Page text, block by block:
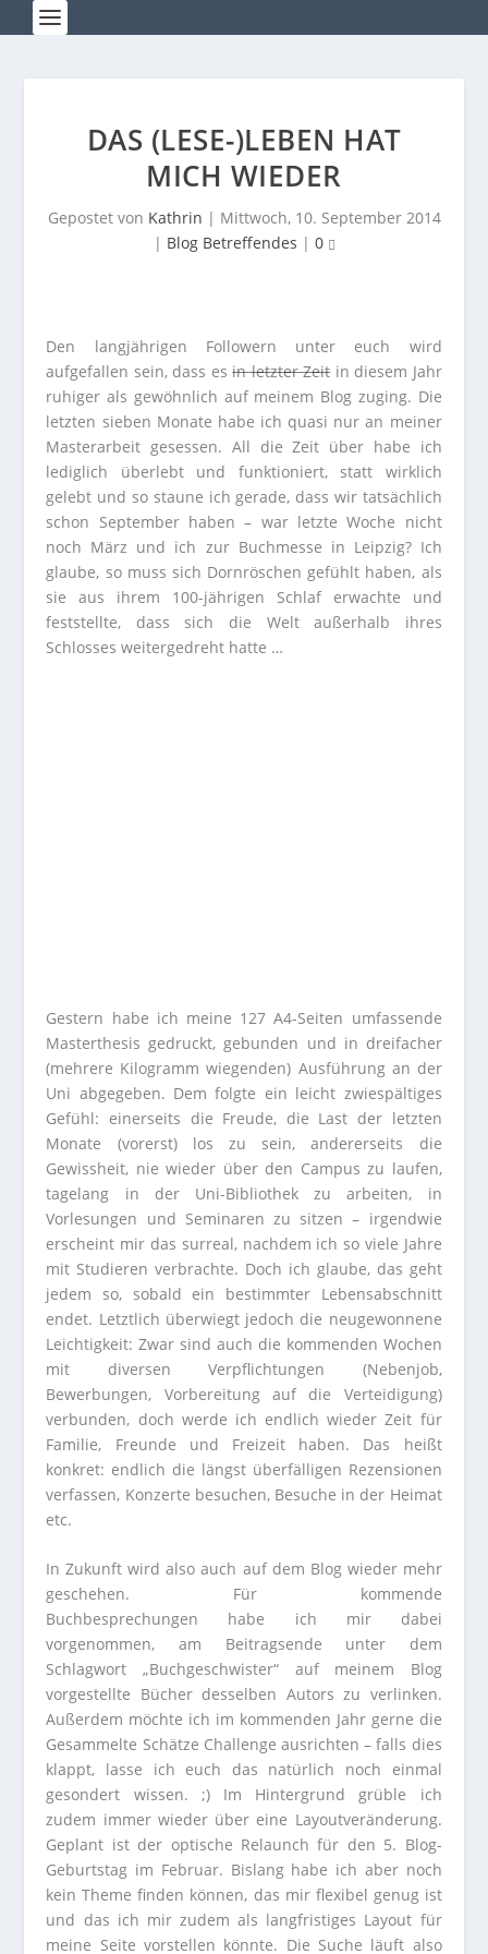
DAS (LESE-)LEBEN HAT
MICH WIEDER
Gepostet von Kathrin | Mittwoch, 10. September 2014
| Blog Betreffendes | 0
Den langjährigen Followern unter euch wird
aufgefallen sein, dass esin letzter Zeitin diesem Jahr
ruhiger als gewöhnlich auf meinem Blog zuging. Die
letzten sieben Monate habe ich quasi nur an meiner
Masterarbeit gesessen. All die Zeit über habe ich
lediglich überlebt und funktioniert, statt wirklich
gelebt und so staune ich gerade, dass wir tatsächlich
schon September haben – war letzte Woche nicht
noch März und ich zur Buchmesse in Leipzig? Ich
glaube, so muss sich Dornröschen gefühlt haben, als
sie aus ihrem 100-jährigen Schlaf erwachte und
feststellte, dass sich die Welt außerhalb ihres
Schlosses weitergedreht hatte …
Gestern habe ich meine 127 A4-Seiten umfassende
Masterthesis gedruckt, gebunden und in dreifacher
(mehrere Kilogramm wiegenden) Ausführung an der
Uni abgegeben. Dem folgte ein leicht zwiespältiges
Gefühl: einerseits die Freude, die Last der letzten
Monate (vorerst) los zu sein, andererseits die
Gewissheit, nie wieder über den Campus zu laufen,
tagelang in der Uni-Bibliothek zu arbeiten, in
Vorlesungen und Seminaren zu sitzen – irgendwie
erscheint mir das surreal, nachdem ich so viele Jahre
mit Studieren verbrachte. Doch ich glaube, das geht
jedem so, sobald ein bestimmter Lebensabschnitt
endet. Letztlich überwiegt jedoch die neugewonnene
Leichtigkeit: Zwar sind auch die kommenden Wochen
mit diversen Verpflichtungen (Nebenjob,
Bewerbungen, Vorbereitung auf die Verteidigung)
verbunden, doch werde ich endlich wieder Zeit für
Familie, Freunde und Freizeit haben. Das heißt
konkret: endlich die längst überfälligen Rezensionen
verfassen, Konzerte besuchen, Besuche in der Heimat
etc.
In Zukunft wird also auch auf dem Blog wieder mehr
geschehen. Für kommende
Buchbesprechungen habe ich mir dabei
vorgenommen, am Beitragsende unter dem
Schlagwort „Buchgeschwister“ auf meinem Blog
vorgestellte Bücher desselben Autors zu verlinken.
Außerdem möchte ich im kommenden Jahr gerne die
Gesammelte Schätze Challenge ausrichten – falls dies
klappt, lasse ich euch das natürlich noch einmal
gesondert wissen. ;) Im Hintergrund grüble ich
zudem immer wieder über eine Layoutveränderung.
Geplant ist der optische Relaunch für den 5. Blog-
Geburtstag im Februar. Bislang habe ich aber noch
kein Theme finden können, das mir flexibel genug ist
und das ich mir zudem als langfristiges Layout für
meine Seite vorstellen könnte. Die Suche läuft also